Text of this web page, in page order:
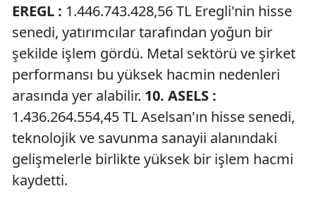
EREGL : 1.446.743.428,56 TL Eregli'nin hisse
senedi, yatırımcılar tarafından yoğun bir
şekilde işlem gördü. Metal sektörü ve şirket
performansı bu yüksek hacmin nedenleri
arasında yer alabilir. 10. ASELS :
1.436.264.554,45 TL Aselsan'ın hisse senedi,
teknolojik ve savunma sanayii alanındaki
gelişmelerle birlikte yüksek bir işlem hacmi
kaydetti.